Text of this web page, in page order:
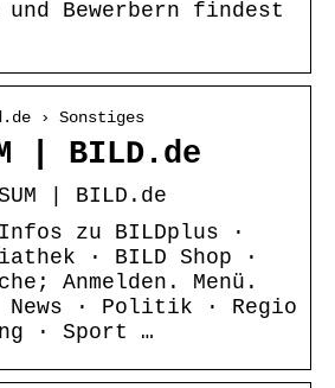
Bewerbern findest
› Sonstiges
| BILD.de
| BILD.de
zu BILDplus ·
· BILD Shop ·
Anmelden. Menü.
· Politik · Regio
· Sport …